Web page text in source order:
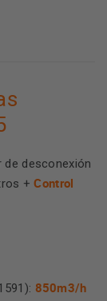
desconexión
+Control
850m3/h